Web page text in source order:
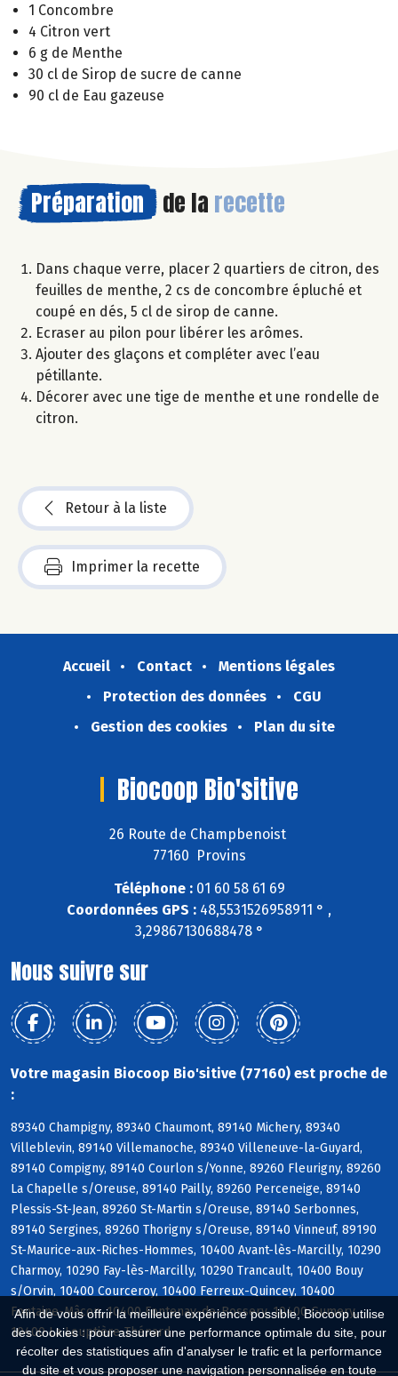
Afin de vous offrir la meilleure expérience possible, Biocoop utilise
des cookies : pour assurer une performance optimale du site, pour
récolter des statistiques afin d'analyser le trafic et la performance
du site et vous proposer une navigation personnalisée en toute
1 Concombre
4 Citron vert
6 g de Menthe
30 cl de Sirop de sucre de canne
90 cl de Eau gazeuse
Préparation de la recette
Dans chaque verre, placer 2 quartiers de citron, des
feuilles de menthe, 2 cs de concombre épluché et
coupé en dés, 5 cl de sirop de canne.
Ecraser au pilon pour libérer les arômes.
Ajouter des glaçons et compléter avec l’eau
pétillante.
Décorer avec une tige de menthe et une rondelle de
citron.
Retour à la liste
Imprimer la recette
Accueil Contact
Mentions légales
Protection des données
CGU
Gestion des cookies
Plan du site
Biocoop Bio'sitive
26 Route de Champbenoist
77160 Provins
Téléphone :01 60 58 61 69
Coordonnées GPS : 48,5531526958911 ° ,
3,29867130688478 °
Nous suivre sur
Votre magasin Biocoop Bio'sitive (77160) est proche de
:
89340 Champigny, 89340 Chaumont, 89140 Michery, 89340
Villeblevin, 89140 Villemanoche, 89340 Villeneuve-la-Guyard,
89140 Compigny, 89140 Courlon s/Yonne, 89260 Fleurigny, 89260
La Chapelle s/Oreuse, 89140 Pailly, 89260 Perceneige, 89140
Plessis-St-Jean, 89260 St-Martin s/Oreuse, 89140 Serbonnes,
89140 Sergines, 89260 Thorigny s/Oreuse, 89140 Vinneuf, 89190
St-Maurice-aux-Riches-Hommes, 10400 Avant-lès-Marcilly, 10290
Charmoy, 10290 Fay-lès-Marcilly, 10290 Trancault, 10400 Bouy
s/Orvin, 10400 Courceroy, 10400 Ferreux-Quincey, 10400
Fontaine-Mâcon, 10400 Fontenay-de-Bossery, 10400 Gumery,
10400 La Louptière-Thénard